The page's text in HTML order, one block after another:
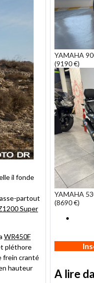
il fonde
partout
Super
WR450F
pléthore
frein cranté
hauteur
YAMAHA
(9190 €)
YAMAHA
(8690 €)
A lire